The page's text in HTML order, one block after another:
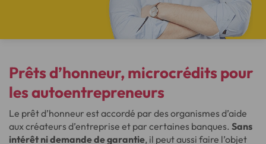
Prêts d’honneur, microcrédits pour
les autoentrepreneurs
Le prêt d’honneur est accordé par des organismes d’aide
aux créateurs d’entreprise et par certaines banques. Sans
intérêt ni demande de garantie, il peut aussi faire l’objet